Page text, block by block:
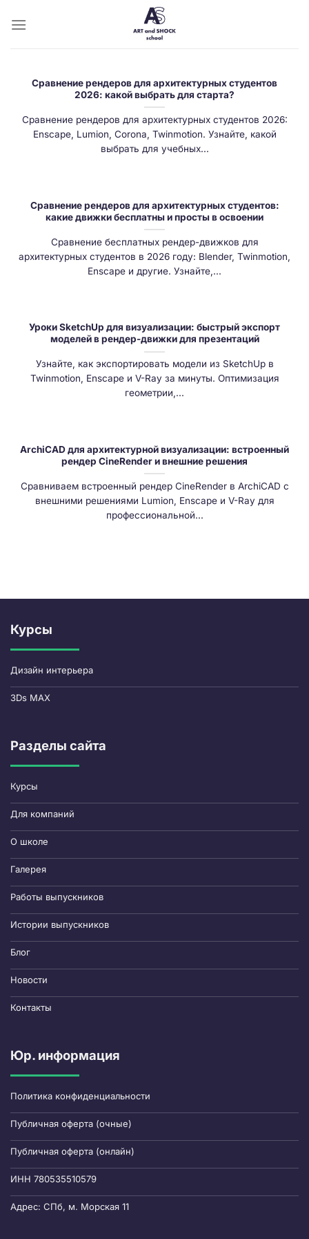
Сравнение рендеров для архитектурных студентов
2026: какой выбрать для старта?
Сравнение рендеров для архитектурных студентов 2026:
Enscape, Lumion, Corona, Twinmotion. Узнайте, какой
выбрать для учебных...
Сравнение рендеров для архитектурных студентов:
какие движки бесплатны и просты в освоении
Сравнение бесплатных рендер-движков для
архитектурных студентов в 2026 году: Blender, Twinmotion,
Enscape и другие. Узнайте,...
Уроки SketchUp для визуализации: быстрый экспорт
моделей в рендер-движки для презентаций
Узнайте, как экспортировать модели из SketchUp в
Twinmotion, Enscape и V-Ray за минуты. Оптимизация
геометрии,...
ArchiCAD для архитектурной визуализации: встроенный
рендер CineRender и внешние решения
Сравниваем встроенный рендер CineRender в ArchiCAD с
внешними решениями Lumion, Enscape и V-Ray для
профессиональной...
Курсы
Дизайн интерьера
3Ds MAX
Разделы сайта
Курсы
Для компаний
О школе
Галерея
Работы выпускников
Истории выпускников
Блог
Новости
Контакты
Юр. информация
Политика конфиденциальности
Публичная оферта (очные)
Публичная оферта (онлайн)
ИНН 780535510579
Адрес: СПб, м. Морская 11